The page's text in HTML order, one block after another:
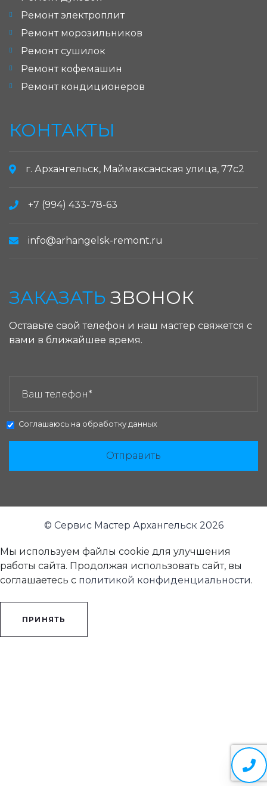
Ремонт электроплит
Ремонт морозильников
Ремонт сушилок
Ремонт кофемашин
Ремонт кондиционеров
КОНТАКТЫ
г. Архангельск, Маймаксанская улица, 77с2
+7 (994) 433-78-63
info@arhangelsk-remont.ru
ЗАКАЗАТЬ ЗВОНОК
Оставьте свой телефон и наш мастер свяжется с
вами в ближайшее время.
Соглашаюсь на обработку данных
Отправить
© Сервис Мастер Архангельск 2026
Мы используем файлы cookie для улучшения
работы сайта. Продолжая использовать сайт, вы
соглашаетесь с политикой конфиденциальности.
ПРИНЯТЬ